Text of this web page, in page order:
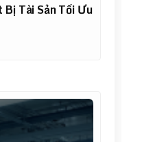
Bị Tài Sản Tối Ưu